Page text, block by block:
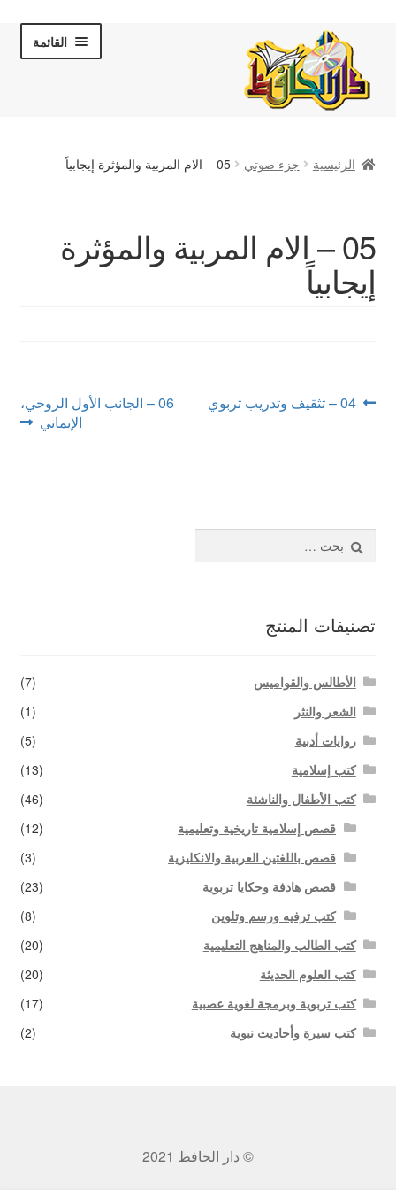
navigation
content
القائمة
المكتبة المرئية
اتصل بنا
الرئيسية جزء صوتي 05 – الام المربية والمؤثرة إيجابياً
05 – الام المربية والمؤثرة
إيجابياً
تصفّح
Previous
04 – تثقيف وتدريب تربوي
Next06 – الجانب الأول الروحي،
الإيماني
عن:
تصنيفات المنتج
الأطالس والقواميس
(7)
الشعر والنثر
(1)
روايات أدبية
(5)
كتب إسلامية
(13)
كتب الأطفال والناشئة
(46)
قصص إسلامية تاريخية وتعليمية
(12)
قصص باللغتين العربية والانكليزية
(3)
قصص هادفة وحكايا تربوية
(23)
كتب ترفيه ورسم وتلوين
(8)
كتب الطالب والمناهج التعليمية
(20)
كتب العلوم الحديثة
(20)
كتب تربوية وبرمجة لغوية عصبية
(17)
كتب سيرة وأحاديث نبوية
(2)
© دار الحافظ 2021